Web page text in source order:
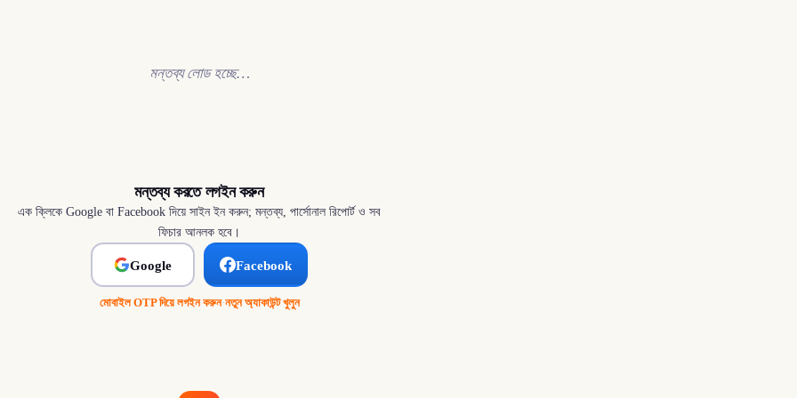
মন্তব্য লোড হচ্ছে…
মন্তব্য করতে লগইন করুন
এক ক্লিকে Google বা Facebook দিয়ে সাইন ইন করুন; মন্তব্য, পার্সোনাল রিপোর্ট ও সব
ফিচার আনলক হবে।
Google Facebook
মোবাইল OTP দিয়ে লগইন করুন·নতুন অ্যাকাউন্ট খুলুন